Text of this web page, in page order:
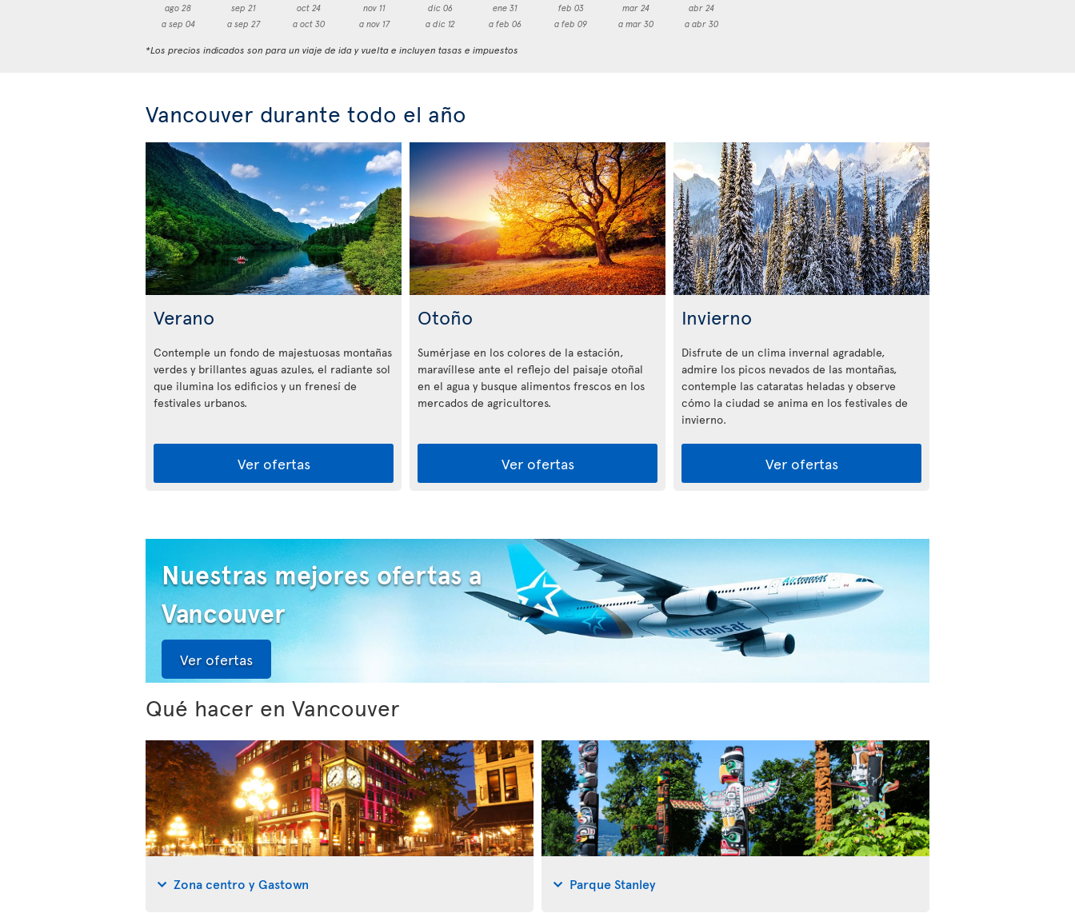
ago 28
a sep 04
sep 21
a sep 27
oct 24
a oct 30
nov 11
a nov 17
dic 06
a dic 12
ene 31
a feb 06
feb 03
a feb 09
mar 24
a mar 30
abr 24
a abr 30
*Los precios indicados son para un viaje de ida y vuelta e incluyen tasas e impuestos
Vancouver durante todo el año
Verano
Contemple un fondo de majestuosas montañas
verdes y brillantes aguas azules, el radiante sol
que ilumina los edificios y un frenesí de
festivales urbanos.
Ver ofertas
Otoño
Sumérjase en los colores de la estación,
maravíllese ante el reflejo del paisaje otoñal
en el agua y busque alimentos frescos en los
mercados de agricultores.
Ver ofertas
Invierno
Disfrute de un clima invernal agradable,
admire los picos nevados de las montañas,
contemple las cataratas heladas y observe
cómo la ciudad se anima en los festivales de
invierno.
Ver ofertas
Nuestras mejores ofertas a
Vancouver
Ver ofertas
Qué hacer en Vancouver
Zona centro y Gastown Parque Stanley